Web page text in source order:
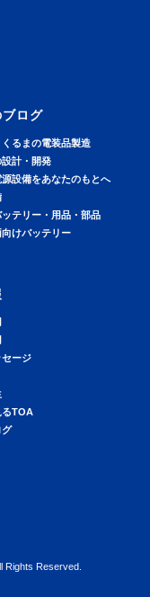
ログ
るまの電装品製造
設計・開発
設備をあなたのもとへ
ッテリー・⽤品・部品
けバッテリー
ージ
るTOA
グ
Rights Reserved.